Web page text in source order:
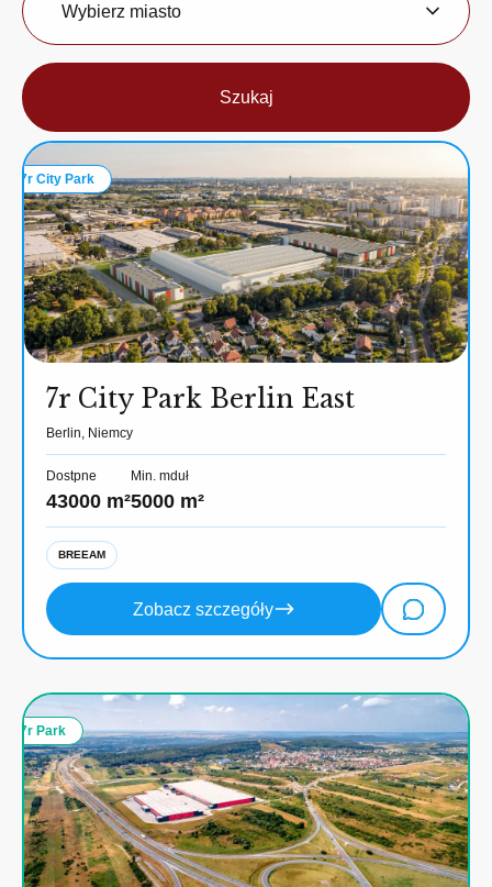
Wybierz miasto
Szukaj
7r City Park
7r City Park Berlin East
Berlin, Niemcy
Dostpne
43000 m²
Min. mduł
5000 m²
BREEAM
Zobacz szczegóły
7r Park